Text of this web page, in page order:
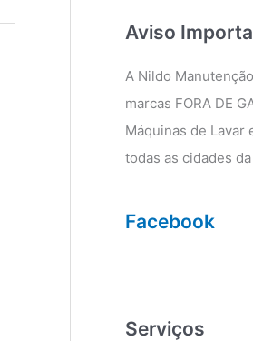
a k
Aviso
A Nildo
marcas FORA DE
Máquinas de Lavar
todas as cidades
Facebook
Serviços